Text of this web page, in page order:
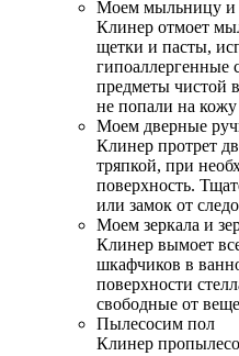
Моем мыльницу и
Клинер отмоет
щетки и пасты,
гипоаллергенные
предметы чистой
не попали на
Моем дверные
Клинер протрет
тряпкой, при
поверхность.
или замок от
Моем зеркала и
Клинер вымоет
шкафчиков в
поверхности
свободные от
Пылесосим пол
Клинер